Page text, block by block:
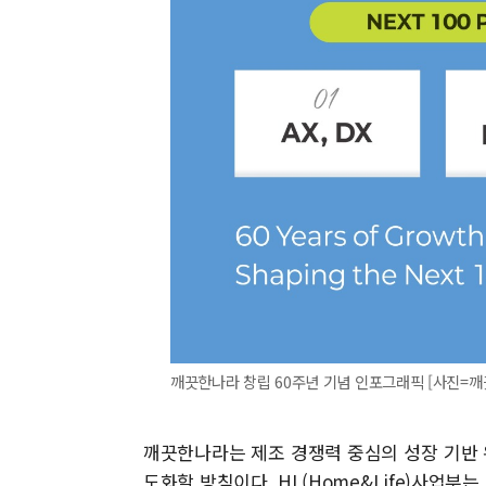
깨끗한나라 창립 60주년 기념 인포그래픽 [사진=
깨끗한나라는 제조 경쟁력 중심의 성장 기